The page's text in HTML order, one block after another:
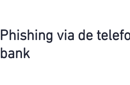
Phishing via de
bank